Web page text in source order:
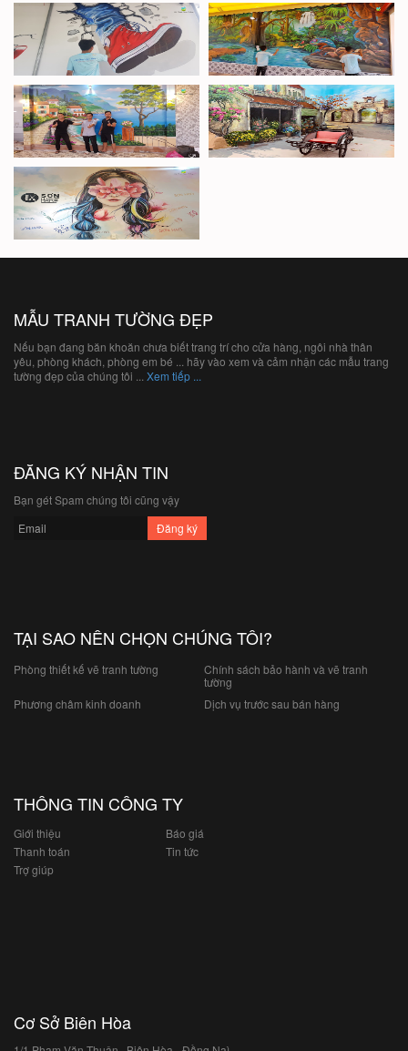
MẪU TRANH TƯỜNG ĐẸP
Nếu bạn đang băn khoăn chưa biết trang trí cho cửa hàng, ngôi nhà thân
yêu, phòng khách, phòng em bé ... hãy vào xem và cảm nhận các mẫu trang
tường đẹp của chúng tôi ... Xem tiếp ...
ĐĂNG KÝ NHẬN TIN
Bạn gét Spam chúng tôi cũng vậy
TẠI SAO NÊN CHỌN CHÚNG TÔI?
Phòng thiết kế vẽ tranh tường
Chính sách bảo hành và vẽ tranh
tường
Phương châm kinh doanh
Dịch vụ trước sau bán hàng
THÔNG TIN CÔNG TY
Giới thiệu
Báo giá
Thanh toán
Tin tức
Trợ giúp
Cơ Sở Biên Hòa